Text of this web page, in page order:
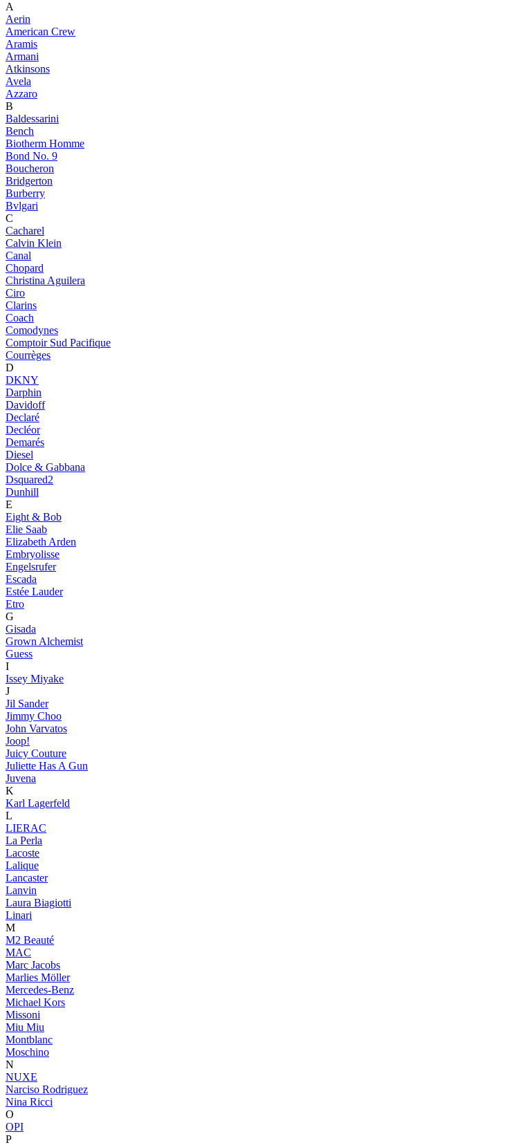
A
Aerin
American Crew
Aramis
Armani
Atkinsons
Avela
Azzaro
B
Baldessarini
Bench
Biotherm Homme
Bond No. 9
Boucheron
Bridgerton
Burberry
Bvlgari
C
Cacharel
Calvin Klein
Canal
Chopard
Christina Aguilera
Ciro
Clarins
Coach
Comodynes
Comptoir Sud Pacifique
Courrèges
D
DKNY
Darphin
Davidoff
Declaré
Decléor
Demarés
Diesel
Dolce & Gabbana
Dsquared2
Dunhill
E
Eight & Bob
Elie Saab
Elizabeth Arden
Embryolisse
Engelsrufer
Escada
Estée Lauder
Etro
G
Gisada
Grown Alchemist
Guess
I
Issey Miyake
J
Jil Sander
Jimmy Choo
John Varvatos
Joop!
Juicy Couture
Juliette Has A Gun
Juvena
K
Karl Lagerfeld
L
LIERAC
La Perla
Lacoste
Lalique
Lancaster
Lanvin
Laura Biagiotti
Linari
M
M2 Beauté
MAC
Marc Jacobs
Marlies Möller
Mercedes-Benz
Michael Kors
Missoni
Miu Miu
Montblanc
Moschino
N
NUXE
Narciso Rodriguez
Nina Ricci
O
OPI
P